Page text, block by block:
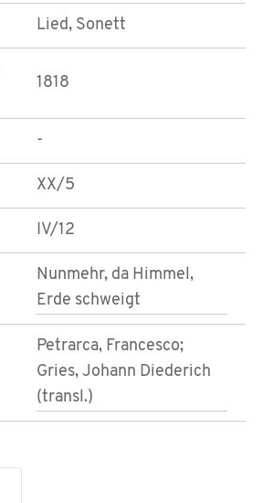
Lied, Sonett
1818
-
XX/5
IV/12
Nunmehr, da Himmel,
Erde schweigt
Petrarca, Francesco;
Gries, Johann Diederich
(transl.)